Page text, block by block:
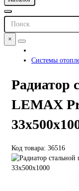
×
Системы
Радиатор
LEMAX
Код товара: 36516